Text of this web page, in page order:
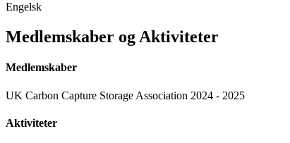
Engelsk
Medlemskaber og Aktiviteter
Medlemskaber
UK Carbon Capture Storage Association 2024 - 2025
Aktiviteter